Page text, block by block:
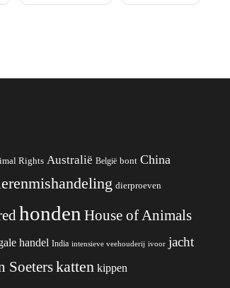
Rights Australië België bont China
dierproeven
honden House of Animals
handel India intensieve veehouderij ivoor jacht
Soeterskatten kippen